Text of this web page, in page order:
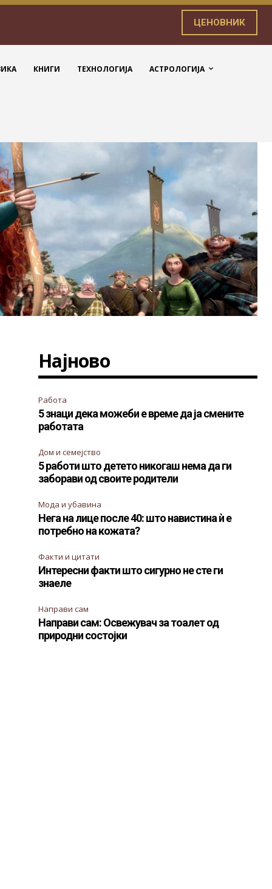
ЦЕНОВНИК
КНИГИ ТЕХНОЛОГИЈА АСТРОЛОГИЈА
Најново
Работа
5 знаци дека можеби е време да ја смените
работата
Дом и семејство
5 работи што детето никогаш нема да ги
заборави од своите родители
Мода и убавина
Нега на лице после 40: што навистина ѝ е
потребно на кожата?
Факти и цитати
Интересни факти што сигурно не сте ги
знаеле
Направи сам
Направи сам: Освежувач за тоалет од
природни состојки